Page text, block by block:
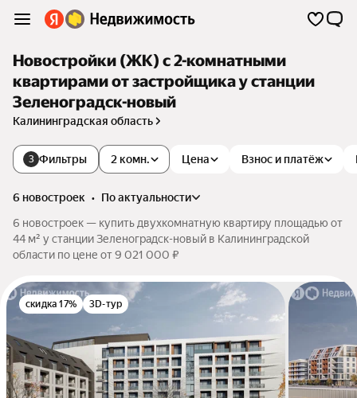
Новостройки (ЖК) с 2-комнатными
квартирами от застройщика у станции
Зеленоградск-новый
Калининградская область
3 Фильтры Цена Взнос и платёж
2 комн.
6 новостроек •
по актуальности
6 новостроек — купить двухкомнатную квартиру площадью от
44 м² у станции Зеленоградск-новый в Калининградской
области по цене от 9 021 000 ₽
скидка 17% 3D-тур